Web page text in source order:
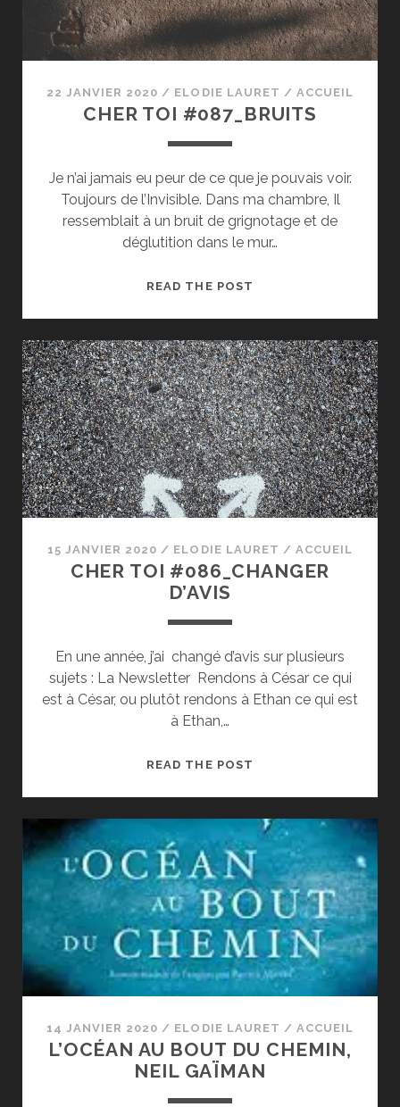
22 JANVIER 2020 / ELODIE LAURET /ACCUEIL
CHER TOI #087_BRUITS
Je n’ai jamais eu peur de ce que je pouvais voir.
Toujours de l’Invisible. Dans ma chambre, Il
ressemblait à un bruit de grignotage et de
déglutition dans le mur…
READ THE POST
15 JANVIER 2020 / ELODIE LAURET /ACCUEIL
CHER TOI #086_CHANGER
D’AVIS
En une année, j’ai changé d’avis sur plusieurs
sujets : La Newsletter Rendons à César ce qui
est à César, ou plutôt rendons à Ethan ce qui est
à Ethan,…
READ THE POST
D’AVIS
14 JANVIER 2020 / ELODIE LAURET /ACCUEIL
L’OCÉAN AU BOUT DU CHEMIN,
NEIL GAÏMAN